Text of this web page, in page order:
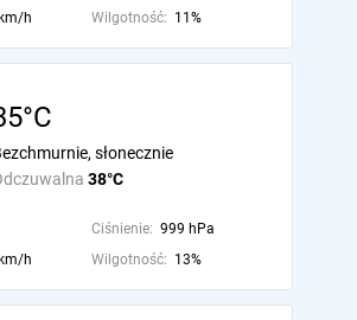
h Wilgotność: 11%
38°C
słonecznie
Ciśnienie: 999 hPa
h Wilgotność: 13%